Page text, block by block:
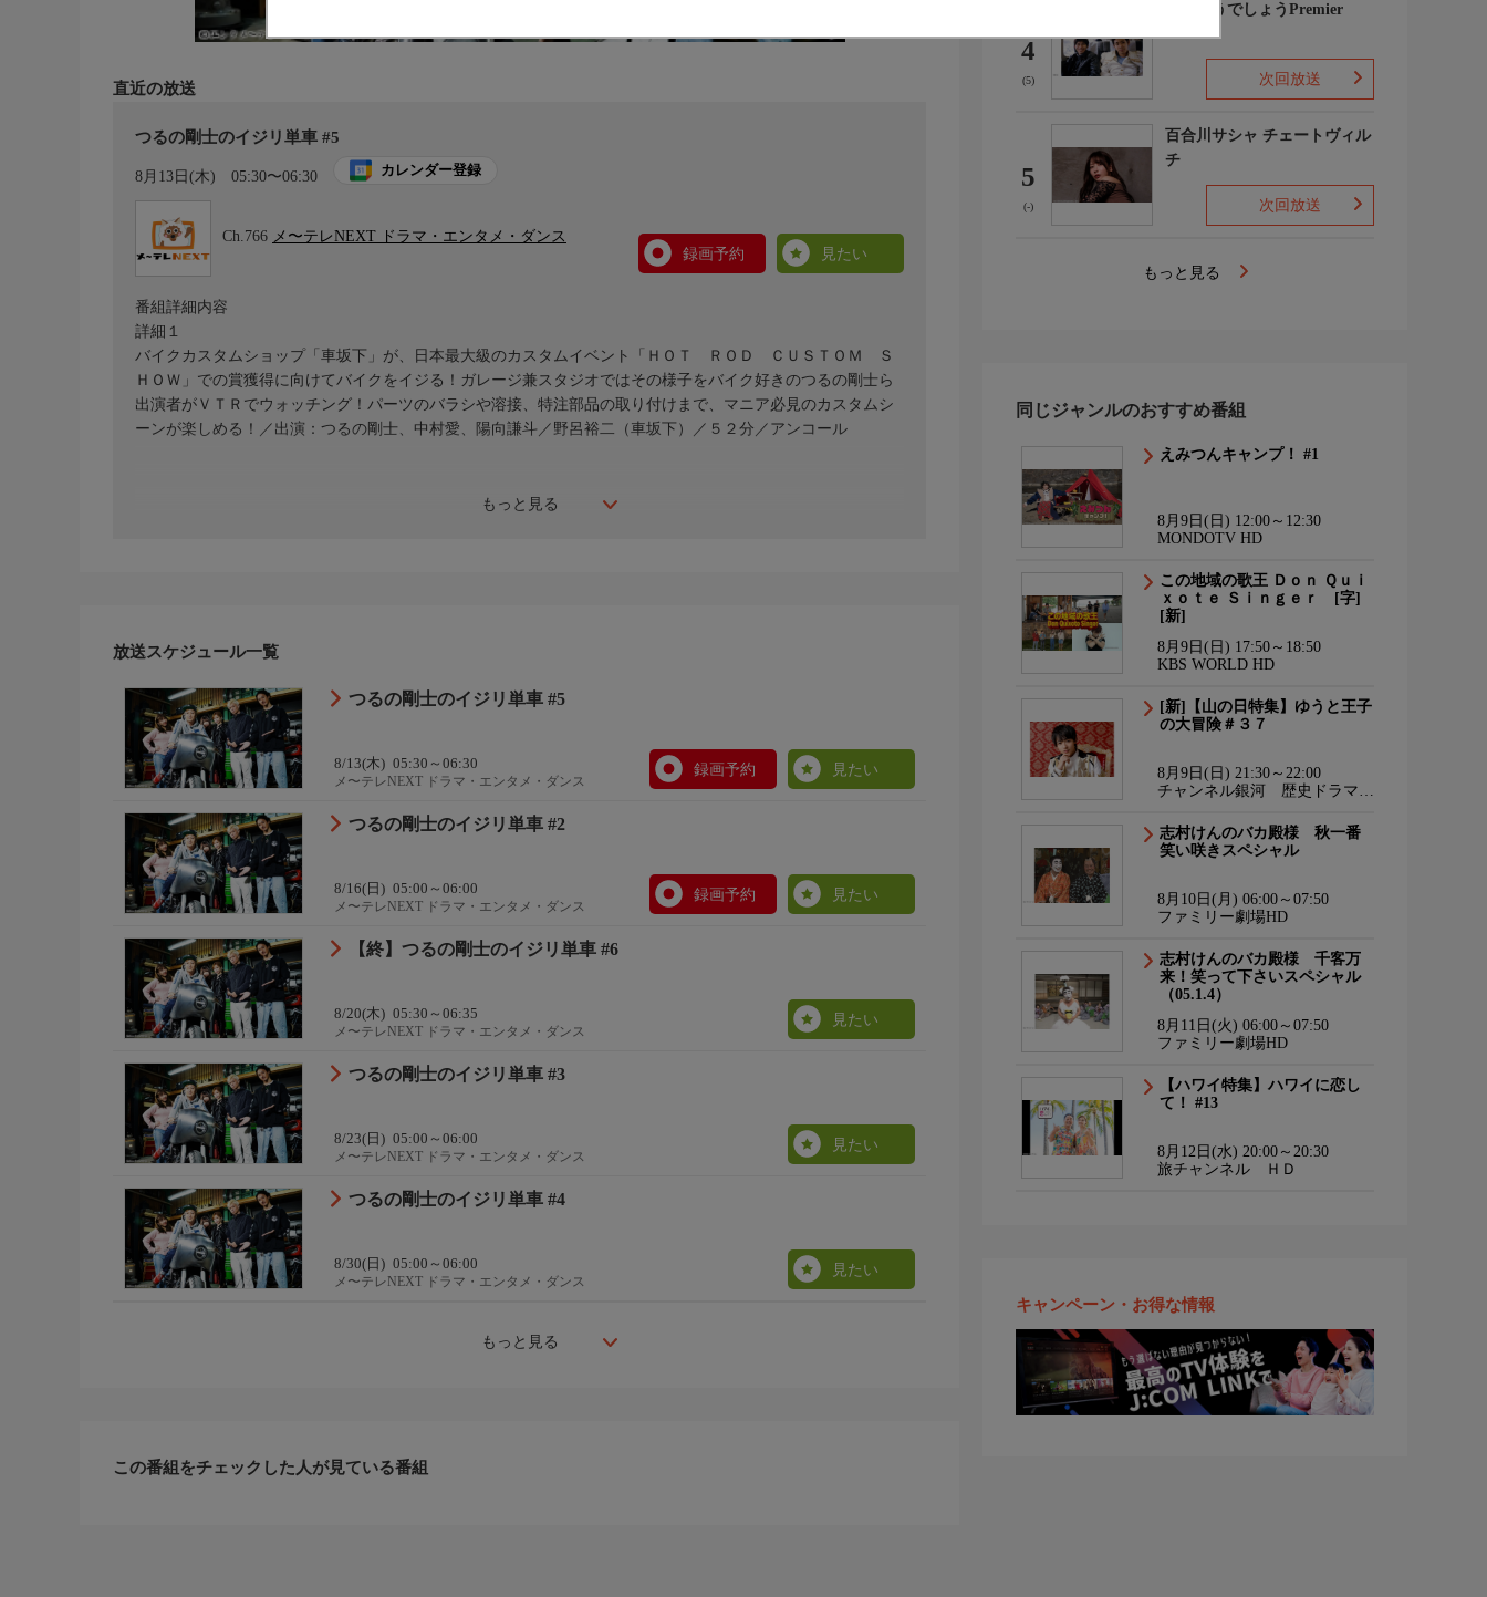
直近の放送
つるの剛士のイジリ単車 #5
8月13日(木) 05:30〜06:30 カレンダー登録
Ch.766 メ〜テレNEXT ドラマ・エンタメ・ダンス
録画予約
見たい
もっと見る
番組詳細内容
詳細１
バイクカスタムショップ「車坂下」が、日本最大級のカスタムイベント「ＨＯＴ ＲＯＤ ＣＵＳＴＯＭ Ｓ
ＨＯＷ」での賞獲得に向けてバイクをイジる！ガレージ兼スタジオではその様子をバイク好きのつるの剛士ら
出演者がＶＴＲでウォッチング！パーツのバラシや溶接、特注部品の取り付けまで、マニア必見のカスタムシ
ーンが楽しめる！／出演：つるの剛士、中村愛、陽向謙斗／野呂裕二（車坂下）／５２分／アンコール
放送スケジュール一覧
つるの剛士のイジリ単車 #5
8/13(木) 05:30～06:30
メ〜テレNEXT ドラマ・エンタメ・ダンス
録画予約 見たい
つるの剛士のイジリ単車 #2
8/16(日) 05:00～06:00
メ〜テレNEXT ドラマ・エンタメ・ダンス
録画予約 見たい
【終】つるの剛士のイジリ単車 #6
8/20(木) 05:30～06:35
メ〜テレNEXT ドラマ・エンタメ・ダンス
見たい
つるの剛士のイジリ単車 #3
8/23(日) 05:00～06:00
メ〜テレNEXT ドラマ・エンタメ・ダンス
見たい
つるの剛士のイジリ単車 #4
8/30(日) 05:00～06:00
メ〜テレNEXT ドラマ・エンタメ・ダンス
見たい
もっと見る
この番組をチェックした人が見ている番組
4
(5)
水曜どうでしょうPremier
次回放送
5
(-)
百合川サシャ チェートヴィル
チ
次回放送
もっと見る
同じジャンルのおすすめ番組
えみつんキャンプ！ #1
8月9日(日) 12:00～12:30
MONDOTV HD
この地域の歌王 Ｄｏｎ Ｑｕｉ
ｘｏｔｅ Ｓｉｎｇｅｒ [字]
[新]
8月9日(日) 17:50～18:50
KBS WORLD HD
[新]【山の日特集】ゆうと王子
の大冒険＃３７
8月9日(日) 21:30～22:00
チャンネル銀河 歴史ドラマ・
志村けんのバカ殿様 秋一番
笑い咲きスペシャル
8月10日(月) 06:00～07:50
ファミリー劇場HD
志村けんのバカ殿様 千客万
来！笑って下さいスペシャル
（05.1.4）
8月11日(火) 06:00～07:50
ファミリー劇場HD
【ハワイ特集】ハワイに恋し
て！ #13
8月12日(水) 20:00～20:30
旅チャンネル ＨＤ
キャンペーン・お得な情報